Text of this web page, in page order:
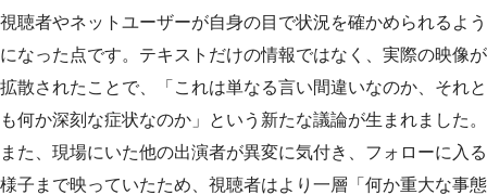
視聴者やネットユーザーが自身の目で状況を確かめられるよう
になった点です。テキストだけの情報ではなく、実際の映像が
拡散されたことで、「これは単なる言い間違いなのか、それと
も何か深刻な症状なのか」という新たな議論が生まれました。
また、現場にいた他の出演者が異変に気付き、フォローに入る
様子まで映っていたため、視聴者はより一層「何か重大な事態